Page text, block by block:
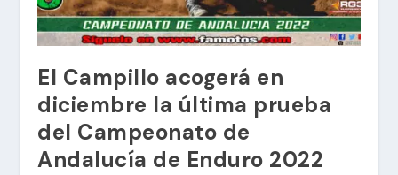
El Campillo acogerá en
diciembre la última prueba
del Campeonato de
Andalucía de Enduro 2022